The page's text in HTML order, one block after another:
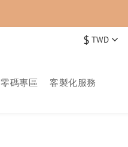
$ TWD
零碼專區 客製化服務